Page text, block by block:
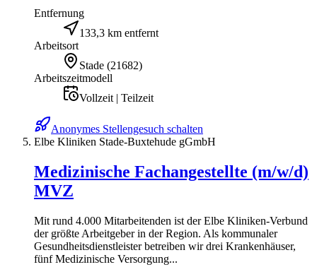
Entfernung
133,3 km entfernt
Arbeitsort
Stade (21682)
Arbeitszeitmodell
Vollzeit | Teilzeit
Anonymes Stellengesuch schalten
Elbe Kliniken Stade-Buxtehude gGmbH
Medizinische Fachangestellte (m/w/d)
MVZ
Mit rund 4.000 Mitarbeitenden ist der Elbe Kliniken-Verbund
der größte Arbeitgeber in der Region. Als kommunaler
Gesundheitsdienstleister betreiben wir drei Krankenhäuser,
fünf Medizinische Versorgung...